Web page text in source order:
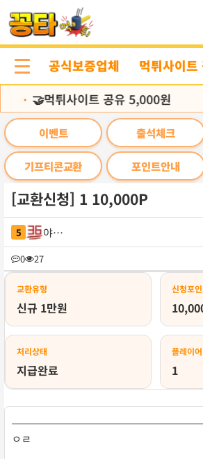
문
로
공식보증업체 먹튀사이트
🤝먹튀사이트 공유 5,000원
이벤트 출석체크
기프티콘교환 포인트안내
[교환신청] 1 10,000P
5 야구맨
0
27
교환유형
신규 1만원
신청포
처리상태
지급완료
플레이
1
ㅇㄹ